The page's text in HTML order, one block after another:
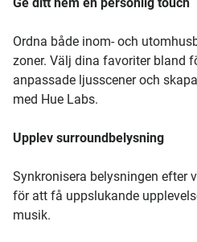
Ordna både inom- och
zoner. Välj dina favoriter bland
anpassade ljusscener och
med Hue Labs.
Upplev surroundbelysning
Synkronisera belysningen efter
för att få uppslukande
musik.